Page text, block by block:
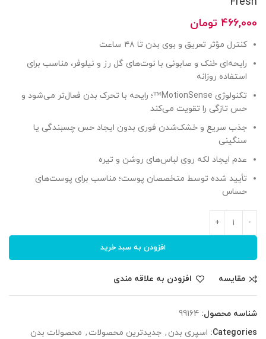
466,000 تومان
کنترل مؤثر تعریق و بوی بدن تا ۴۸ ساعت
رایحه‌ای خنک و صابونی با نوت‌های گل رز و نیلوفر، مناسب برای
استفاده روزانه
تکنولوژی MotionSense™؛ رایحه با تحرک بدن فعال‌تر می‌شود و
حس تازگی را تقویت می‌کند
جذب سریع و خشک‌شدن فوری بدون ایجاد حس چسبندگی یا
سنگینی
عدم ایجاد لکه روی لباس‌های روشن و تیره
تأیید شده توسط متخصصان پوست؛ مناسب برای پوست‌های
حساس
افزودن به سبد خرید
مقایسه افزودن به علاقه مندی
شناسه محصول: 99164
Categories: اسپری بدن , جدیدترین محصولات , محصولات بدن